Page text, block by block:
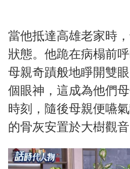
當他抵達高雄老家時
狀態。他跪在病榻前
母親奇蹟般地睜開雙
個眼神，這成為他們
時刻，隨後母親便嚥
的骨灰安置於大樹觀音